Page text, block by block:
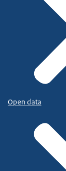
Open data